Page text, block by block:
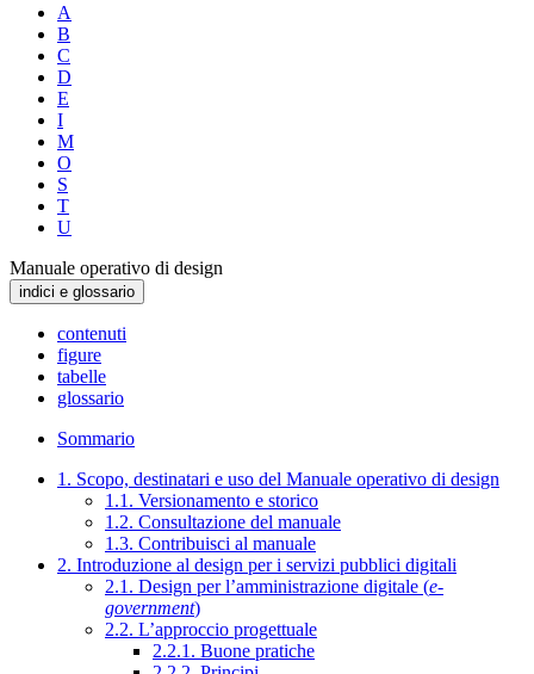
A
B
C
D
E
I
M
O
S
T
U
Manuale operativo di design
indici e glossario
contenuti
figure
tabelle
glossario
Sommario
1. Scopo, destinatari e uso del Manuale operativo di design
1.1. Versionamento e storico
1.2. Consultazione del manuale
1.3. Contribuisci al manuale
2. Introduzione al design per i servizi pubblici digitali
2.1. Design per l’amministrazione digitale (e-
government)
2.2. L’approccio progettuale
2.2.1. Buone pratiche